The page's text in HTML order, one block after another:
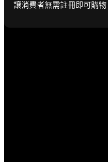
讓消費者無需註冊即可購